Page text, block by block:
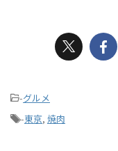
-グルメ
-東京, 焼肉